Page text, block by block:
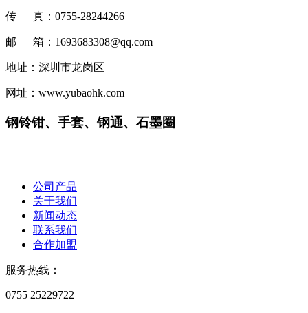
传 真：0755-28244266
邮 箱：1693683308@qq.com
地址：深圳市龙岗区
网址：www.yubaohk.com
钢铃钳、手套、钢通、石墨圈
公司产品
关于我们
新闻动态
联系我们
合作加盟
服务热线：
0755 25229722